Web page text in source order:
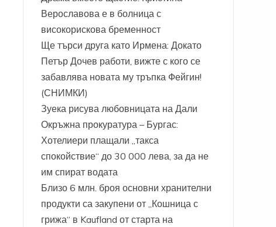
Верославова е в болница с
високорискова бременност
Ще търси друга като Ирмена: Докато
Петър Дочев работи, вижте с кого се
забавлява новата му тръпка Фейгин!
(СНИМКИ)
Зуека рисува любовницата на Дали
Окръжна прокуратура – Бургас:
Хотелиери плащали „такса
спокойствие“ до 30 000 лева, за да не
им спират водата
Близо 6 млн. броя основни хранителни
продукти са закупени от „Кошница с
грижа“ в Kaufland от старта на